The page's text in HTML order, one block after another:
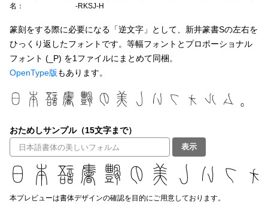
マイページ
お気に入り
ご利用ガイド
よくあるご質問
お問い合わせ
草書体 勘亭流
江戸文字 デザイン毛筆
すべてを表示
太さ・ウェイト
セット or 単体
名：
-RKSJ-H
篆刻をする際に必要になる「逆文字」として、新井篆書Sの左右を
ひっくり返したフォントです。等幅フォントとプロポーショナル
フォント (_P) を1ファイルにまとめて同梱。
OpenType版もあります。
おためしサンプル（15文字まで）
表示
本プレビューは書体デザインの確認を目的にご用意しております。